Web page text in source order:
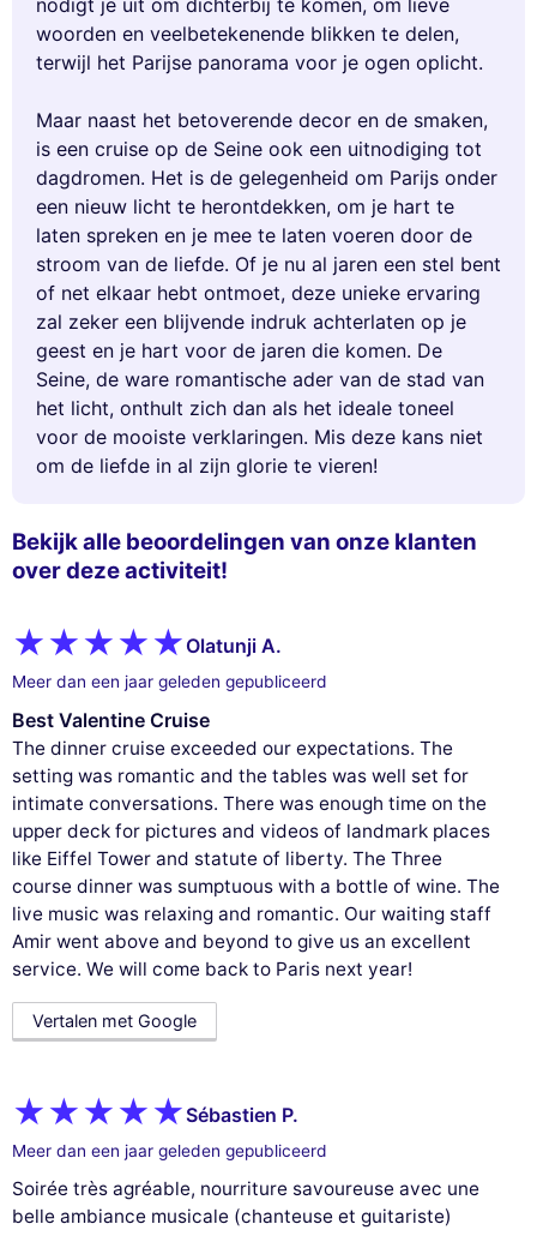
Bekijk alle beoordelingen van onze klanten
over deze activiteit!
Olatunji A.
Meer dan een jaar geleden gepubliceerd
Best Valentine Cruise
The dinner cruise exceeded our expectations. The
setting was romantic and the tables was well set for
intimate conversations. There was enough time on the
upper deck for pictures and videos of landmark places
like Eiffel Tower and statute of liberty. The Three
course dinner was sumptuous with a bottle of wine. The
live music was relaxing and romantic. Our waiting staff
Amir went above and beyond to give us an excellent
service. We will come back to Paris next year!
Vertalen met Google
Sébastien P.
Meer dan een jaar geleden gepubliceerd
Soirée très agréable, nourriture savoureuse avec une
belle ambiance musicale (chanteuse et guitariste)
nodigt je uit om dichterbij te komen, om lieve
woorden en veelbetekenende blikken te delen,
terwijl het Parijse panorama voor je ogen oplicht.
Maar naast het betoverende decor en de smaken,
is een cruise op de Seine ook een uitnodiging tot
dagdromen. Het is de gelegenheid om Parijs onder
een nieuw licht te herontdekken, om je hart te
laten spreken en je mee te laten voeren door de
stroom van de liefde. Of je nu al jaren een stel bent
of net elkaar hebt ontmoet, deze unieke ervaring
zal zeker een blijvende indruk achterlaten op je
geest en je hart voor de jaren die komen. De
Seine, de ware romantische ader van de stad van
het licht, onthult zich dan als het ideale toneel
voor de mooiste verklaringen. Mis deze kans niet
om de liefde in al zijn glorie te vieren!